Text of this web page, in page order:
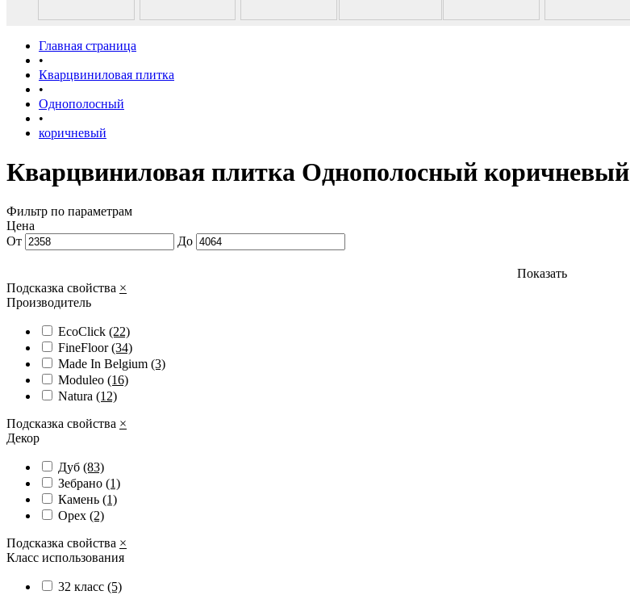
Главная страница
•
Кварцвиниловая плитка
•
Однополосный
•
коричневый
Кварцвиниловая плитка Однополосный коричневый
Фильтр по параметрам
Цена
От
До
Показать
Подсказка свойства ×
Производитель
EcoClick (22)
FineFloor(34)
Made In Belgium (3)
Moduleo (16)
Natura (12)
Подсказка свойства ×
Декор
Дуб (83)
Зебрано (1)
Камень (1)
Орех (2)
Подсказка свойства ×
Класс использования
32 класс (5)